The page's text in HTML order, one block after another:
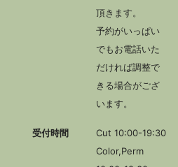
頂きます。
予約がいっぱい
でもお電話いた
だければ調整で
きる場合がござ
います。
受付時間
Cut 10:00-19:30
Color,Perm